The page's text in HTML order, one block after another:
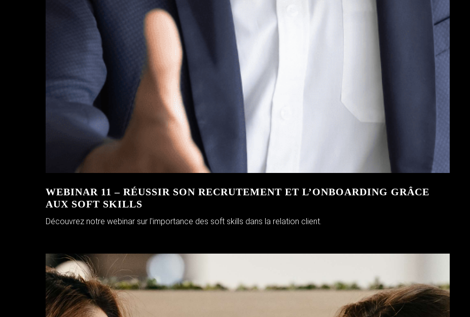
WEBINAR 11 – RÉUSSIR SON RECRUTEMENT ET L’ONBOARDING GRÂCE
AUX SOFT SKILLS
Découvrez notre webinar sur l'importance des soft skills dans la relation client.